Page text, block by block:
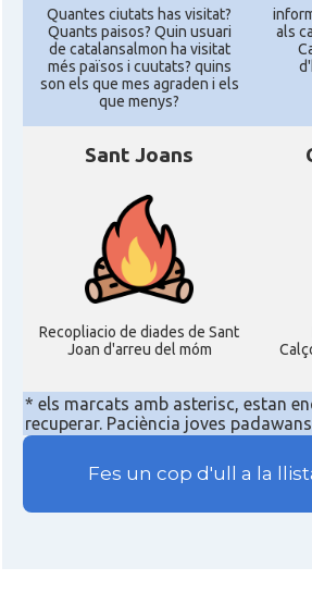
Quantes ciutats has visitat?
Quants paisos? Quin usuari
de catalansalmon ha visitat
més països i cuutats? quins
son els que mes agraden i els
que menys?
als
Sant Joans
Recopliacio de diades de Sant
Joan d'arreu del móm
* els marcats amb asterisc, estan
recuperar. Paciència joves
Fes un cop d'ull a la